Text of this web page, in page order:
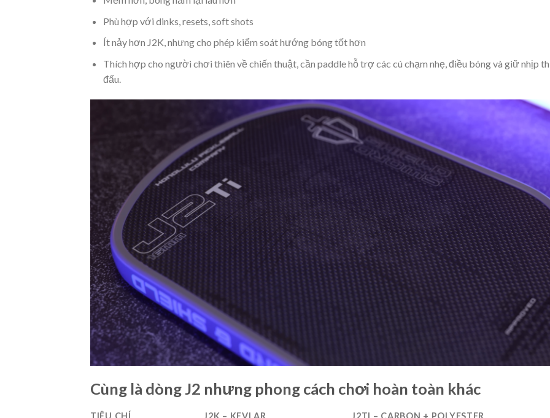
Phù hợp với dinks, resets, soft shots
Ít nảy hơn J2K, nhưng cho phép kiểm soát hướng bóng tốt hơn
Thích hợp cho người chơi thiên về chiến thuật, cần paddle hỗ trợ các cú chạm nhẹ, điều bóng và giữ nhịp
đấu.
Cùng là dòng J2 nhưng phong cách chơi hoàn toàn khác
TIÊU CHÍ J2K – KEVLAR J2TI – CARBON + POLYESTER